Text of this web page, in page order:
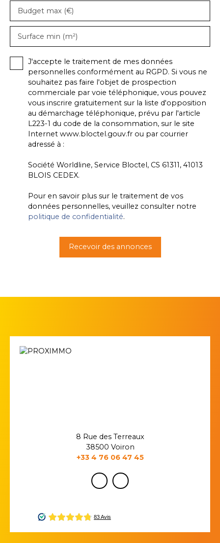
Budget max (€)
Surface min (m²)
J'accepte le traitement de mes données
personnelles conformément au RGPD. Si vous ne
souhaitez pas faire l'objet de prospection
commerciale par voie téléphonique, vous pouvez
vous inscrire gratuitement sur la liste d'opposition
au démarchage téléphonique, prévu par l'article
L223-1 du code de la consommation, sur le site
Internet www.bloctel.gouv.fr ou par courrier
adressé à :
Société Worldline, Service Bloctel, CS 61311, 41013
BLOIS CEDEX.
Pour en savoir plus sur le traitement de vos
données personnelles, veuillez consulter notre
politique de confidentialité.
Recevoir des annonces
8 Rue des Terreaux
38500 Voiron
+33 4 76 06 47 45